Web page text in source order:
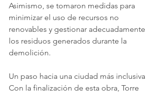
Asimismo, se tomaron medidas para
minimizar el uso de recursos no
renovables y gestionar adecuadamente
los residuos generados durante la
demolición.
Un paso hacia una ciudad más inclusiva
Con la finalización de esta obra, Torre